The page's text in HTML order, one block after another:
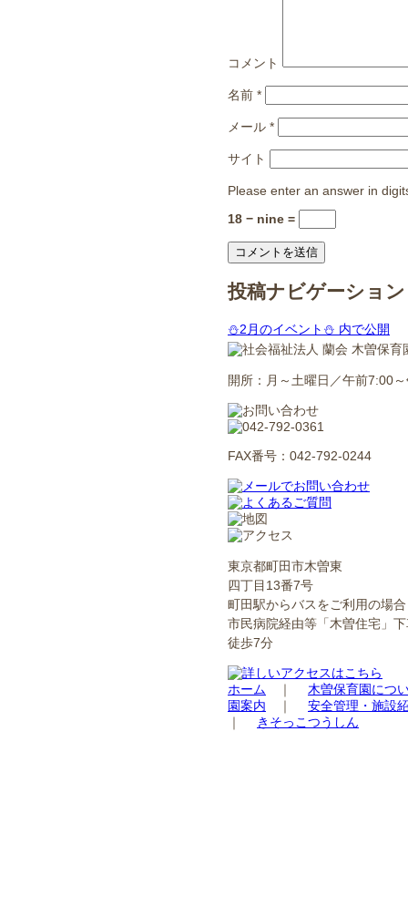
コメント
名前 *
メール *
サイト
Please enter an answer in
18 − nine =
投稿ナビゲーション
⛄️2月のイベント⛄️ 内で公開
開所：月～土曜日／午前7:00
FAX番号：042-792-0244
東京都町田市木曽東
四丁目13番7号
町田駅からバスをご利用の場合
市民病院経由等「木曽住宅」
徒歩7分
ホーム ｜ 木曽保育園につ
園案内 ｜ 安全管理・施設
｜
きそっこつうしん